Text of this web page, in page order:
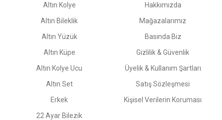
Altın Kolye
Altın Bileklik
Altın Yüzük
Altın Küpe
Altın Kolye Ucu
Altın Set
Erkek
22 Ayar Bilezik
Hakkımızda
Mağazalarımız
Basında Biz
Gizlilik & Güvenlik
Üyelik & Kullanım Şartları
Satış Sözleşmesi
Kişisel Verilerin Koruması